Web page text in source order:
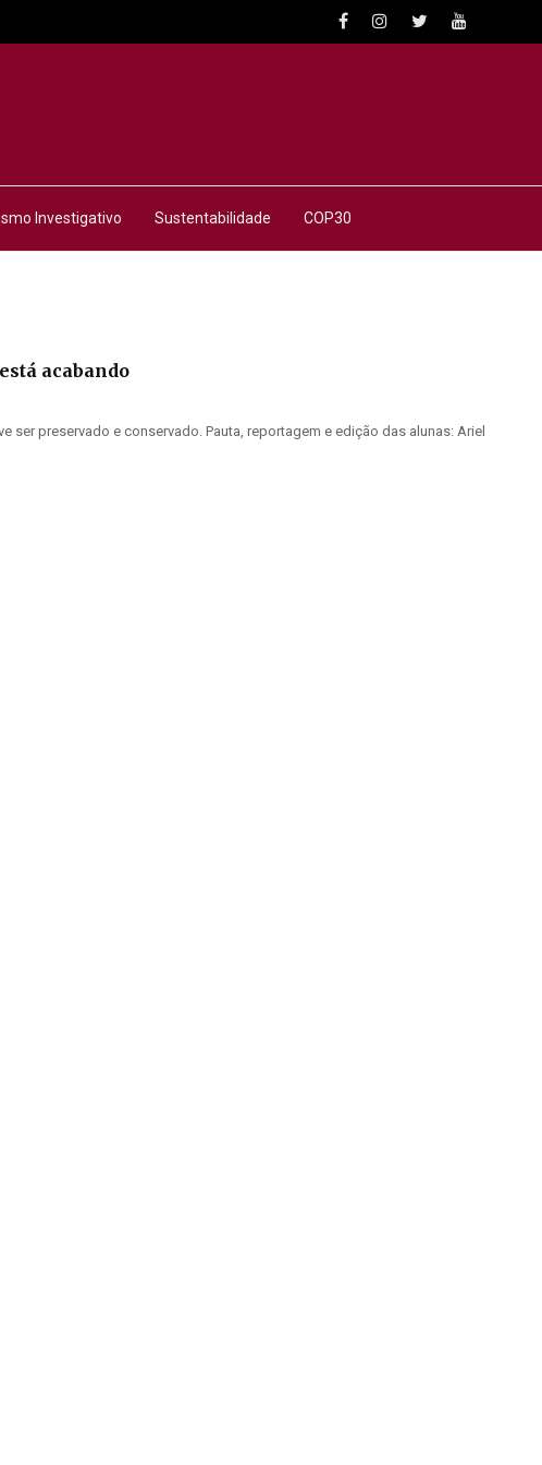
Investigativo Sustentabilidade COP30
acabando
ser preservado e conservado. Pauta, reportagem e edição das alunas: Ariel